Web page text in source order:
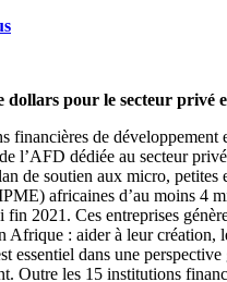
dollars pour le secteur privé
financières de développement
l’AFD dédiée au secteur privé
de soutien aux micro, petites
africaines d’au moins 4
fin 2021. Ces entreprises
Afrique : aider à leur création,
essentiel dans une
Outre les 15 institutions